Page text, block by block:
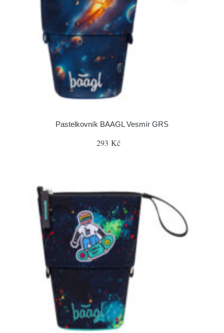
Pastelkovník BAAGL Vesmír GRS
293 Kč